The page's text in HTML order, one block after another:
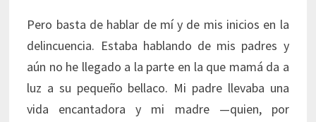
Pero basta de hablar de mí y de mis inicios en la
delincuencia. Estaba hablando de mis padres y
aún no he llegado a la parte en la que mamá da a
luz a su pequeño bellaco. Mi padre llevaba una
vida encantadora y mi madre —quien, por